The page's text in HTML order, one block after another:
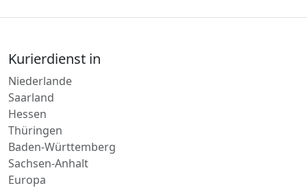
Kurierdienst in
Niederlande
Saarland
Hessen
Thüringen